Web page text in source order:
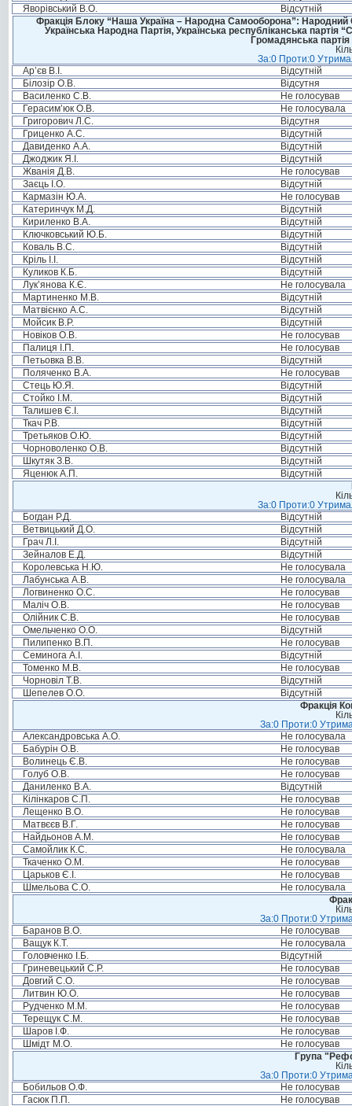
Яворівський В.О.
Відсутній
Фракція Блоку “Наша Україна – Народна Самооборона”: Народний
Українська Народна Партія, Українська республіканська
Громадянська
За:0 Проти:0
Ар’єв В.І.
Відсутній
Білозір О.В.
Відсутня
Василенко С.В.
Не голосував
Герасим’юк О.В.
Не голосувала
Григорович Л.С.
Відсутня
Гриценко А.С.
Відсутній
Давиденко А.А.
Відсутній
Джоджик Я.І.
Відсутній
Жванія Д.В.
Не голосував
Заєць І.О.
Відсутній
Кармазін Ю.А.
Не голосував
Катеринчук М.Д.
Відсутній
Кириленко В.А.
Відсутній
Ключковський Ю.Б.
Відсутній
Коваль В.С.
Відсутній
Кріль І.І.
Відсутній
Куликов К.Б.
Відсутній
Лук’янова К.Є.
Не голосувала
Мартиненко М.В.
Відсутній
Матвієнко А.С.
Відсутній
Мойсик В.Р.
Відсутній
Новіков О.В.
Не голосував
Палиця І.П.
Не голосував
Петьовка В.В.
Відсутній
Поляченко В.А.
Не голосував
Стець Ю.Я.
Відсутній
Стойко І.М.
Відсутній
Талишев Є.І.
Відсутній
Ткач Р.В.
Відсутній
Третьяков О.Ю.
Відсутній
Чорноволенко О.В.
Відсутній
Шкутяк З.В.
Відсутній
Яценюк А.П.
Відсутній
За:0 Проти:0
Богдан Р.Д.
Відсутній
Ветвицький Д.О.
Відсутній
Грач Л.І.
Відсутній
Зейналов Е.Д.
Відсутній
Королевська Н.Ю.
Не голосувала
Лабунська А.В.
Не голосувала
Логвиненко О.С.
Не голосував
Маліч О.В.
Не голосував
Олійник С.В.
Не голосував
Омельченко О.О.
Відсутній
Пилипенко В.П.
Не голосував
Семинога А.І.
Відсутній
Томенко М.В.
Не голосував
Чорновіл Т.В.
Відсутній
Шепелев О.О.
Відсутній
Фракція
За:0 Проти:0
Александровська А.О.
Не голосувала
Бабурін О.В.
Не голосував
Волинець Є.В.
Не голосував
Голуб О.В.
Не голосував
Даниленко В.А.
Відсутній
Кілінкаров С.П.
Не голосував
Лещенко В.О.
Не голосував
Матвєєв В.Г.
Не голосував
Найдьонов А.М.
Не голосував
Самойлик К.С.
Не голосувала
Ткаченко О.М.
Не голосував
Царьков Є.І.
Не голосував
Шмельова С.О.
Не голосувала
За:0 Проти:0
Баранов В.О.
Не голосував
Ващук К.Т.
Не голосувала
Головченко І.Б.
Відсутній
Гриневецький С.Р.
Не голосував
Довгий С.О.
Не голосував
Литвин Ю.О.
Не голосував
Рудченко М.М.
Не голосував
Терещук С.М.
Не голосував
Шаров І.Ф.
Не голосував
Шмідт М.О.
Не голосував
Група
За:0 Проти:0
Бобильов О.Ф.
Не голосував
Гасюк П.П.
Не голосував